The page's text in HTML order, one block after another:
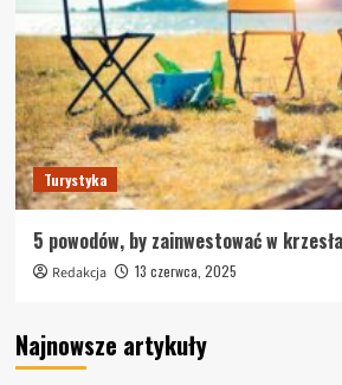
Turystyka
5 powodów, by zainwestować w
Redakcja 13 czerwca, 2025
Najnowsze artykuły